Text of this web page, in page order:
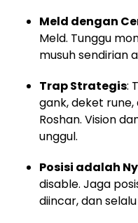
Meld dengan
Meld. Tunggu
musuh sendirian
Trap Strategis:
gank, deket
Roshan. Vision
unggul.
Posisi adalah
disable. Jaga
diincar, dan